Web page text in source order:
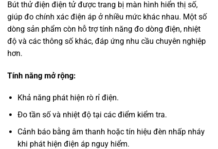
Bút thử điện điện tử được trang bị màn hình hiển thị số,
giúp đo chính xác điện áp ở nhiều mức khác nhau. Một số
dòng sản phẩm còn hỗ trợ tính năng đo dòng điện, nhiệt
độ và các thông số khác, đáp ứng nhu cầu chuyên nghiệp
hơn.
Tính năng mở rộng:
Khả năng phát hiện rò rỉ điện.
Đo tần số và nhiệt độ tại các điểm kiểm tra.
Cảnh báo bằng âm thanh hoặc tín hiệu đèn nhấp nháy
khi phát hiện điện áp nguy hiểm.